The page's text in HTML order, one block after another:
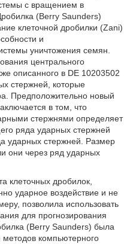
с вращением в
(Berry Saunders)
клеточной дробилки (Zani)
и
уничтожения семян.
центрального
описанного в DE 10203502
стержней, которые
Предположительно новый
в том, что
стержнями определяет
ряда ударных стержней
ударных стержней. Размер
они через ряд ударных
клеточных дробилок,
ударное воздействие и не
позволила использовать
для прогнозирования
(Berry Saunders) была
компьютерного